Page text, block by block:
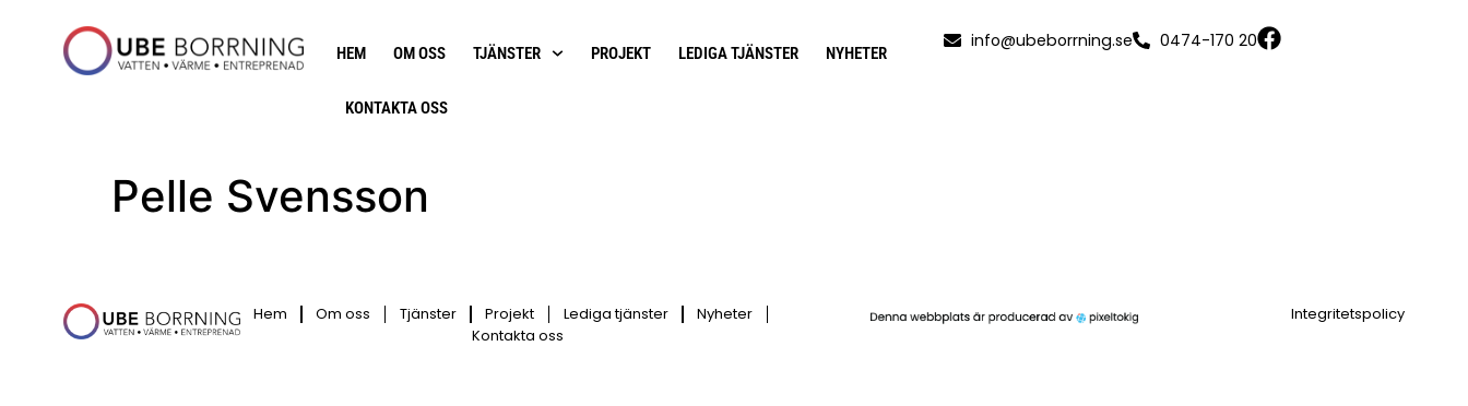
HEM OM OSS TJÄNSTER PROJEKT LEDIGA TJÄNSTER NYHETER
KONTAKTA OSS
info@ubeborrning.se 0474-170 20
Pelle Svensson
Hem Om oss Tjänster Projekt Lediga tjänster
Nyheter
Kontakta oss
Integritetspolicy